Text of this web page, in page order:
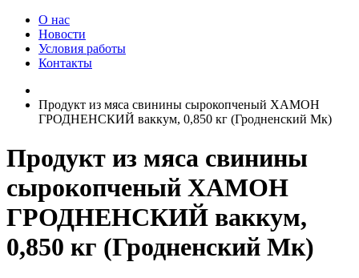
О нас
Новости
Условия работы
Контакты
Продукт из мяса свинины сырокопченый ХАМОН
ГРОДНЕНСКИЙ ваккум, 0,850 кг (Гродненский Мк)
Продукт из мяса свинины
сырокопченый ХАМОН
ГРОДНЕНСКИЙ ваккум,
0,850 кг (Гродненский Мк)